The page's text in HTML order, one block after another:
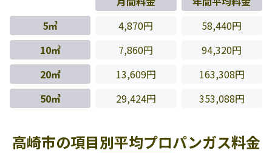
5㎥
4,870円
58,440円
10㎥
7,860円
94,320円
20㎥
13,609円
163,308円
50㎥
29,424円 353,088円
高崎市の項目別平均プロパンガス料金